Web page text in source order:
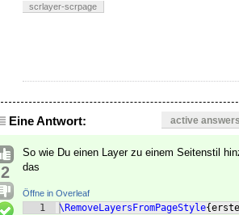
scrlayer-scrpage
Eine Antwort: active answers
2
So wie Du einen Layer zu einem Seitenstil
das
Öffne in Overleaf
1 \RemoveLayersFromPageStyle{